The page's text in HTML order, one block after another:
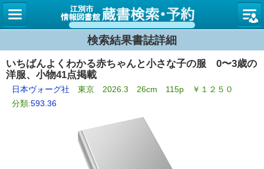
図書館
検索結果書誌詳細
いちばんよくわかる赤ちゃんと小さな子の服 0〜3歳の
洋服、小物41点掲載
日本ヴォーグ社 東京 2026.3 26cm 115p ￥１２５０
分類:593.36